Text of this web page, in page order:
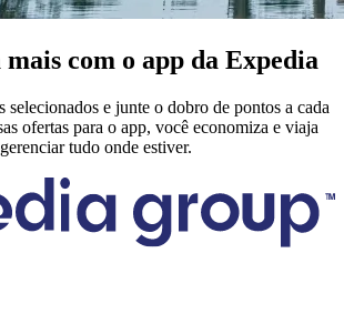
com o app da Expedia
selecionados e junte o dobro de pontos a cada
ofertas para o app, você economiza e viaja
tudo onde estiver.